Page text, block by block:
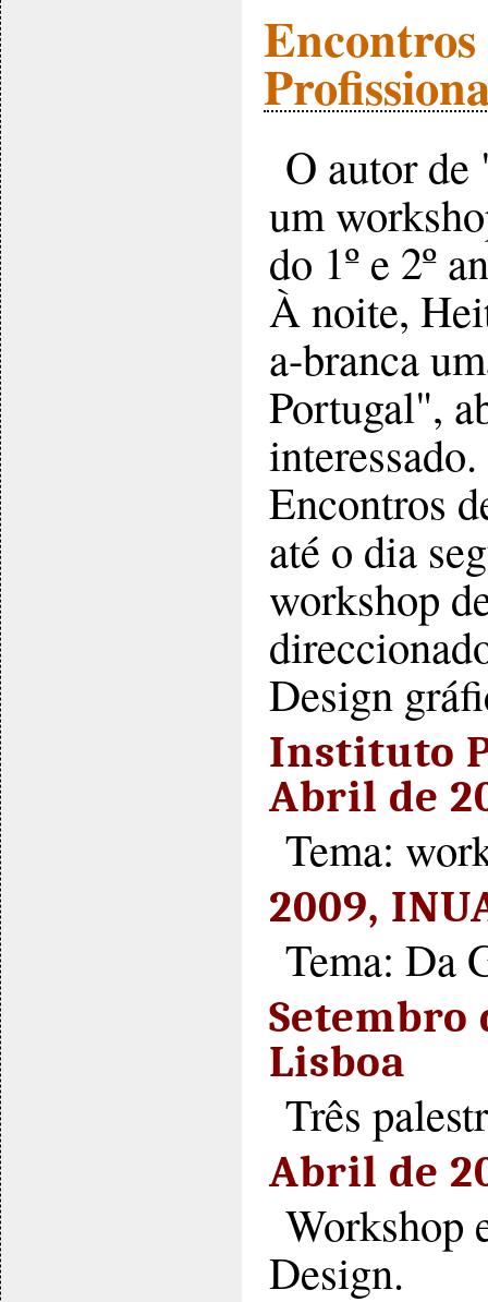
O autor
um
do 1º e 2º
À noite,
a-branca
Portugal",
Encontros
até o dia
workshop
Design
Instituto
Abril de
Tema:
2009,
Tema: Da
Setembro
Lisboa
Três
Abril de
Workshop
Design.